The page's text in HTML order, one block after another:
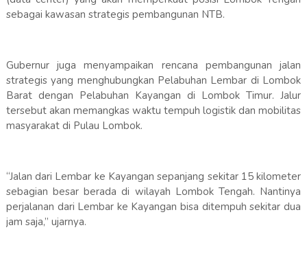
sebagai kawasan strategis pembangunan NTB.
Gubernur juga menyampaikan rencana pembangunan jalan
strategis yang menghubungkan Pelabuhan Lembar di Lombok
Barat dengan Pelabuhan Kayangan di Lombok Timur. Jalur
tersebut akan memangkas waktu tempuh logistik dan mobilitas
masyarakat di Pulau Lombok.
“Jalan dari Lembar ke Kayangan sepanjang sekitar 15 kilometer
sebagian besar berada di wilayah Lombok Tengah. Nantinya
perjalanan dari Lembar ke Kayangan bisa ditempuh sekitar dua
jam saja,” ujarnya.